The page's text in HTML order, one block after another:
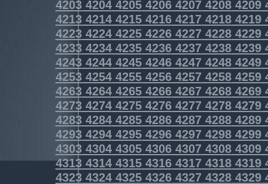
4203420442054206420742084209
4213421442154216421742184219
4223422442254226422742284229
4233423442354236423742384239
4243424442454246424742484249
4253425442554256425742584259
4263426442654266426742684269
4273427442754276427742784279
4283428442854286428742884289
4293429442954296429742984299
4303430443054306430743084309
4313431443154316431743184319
4323432443254326432743284329